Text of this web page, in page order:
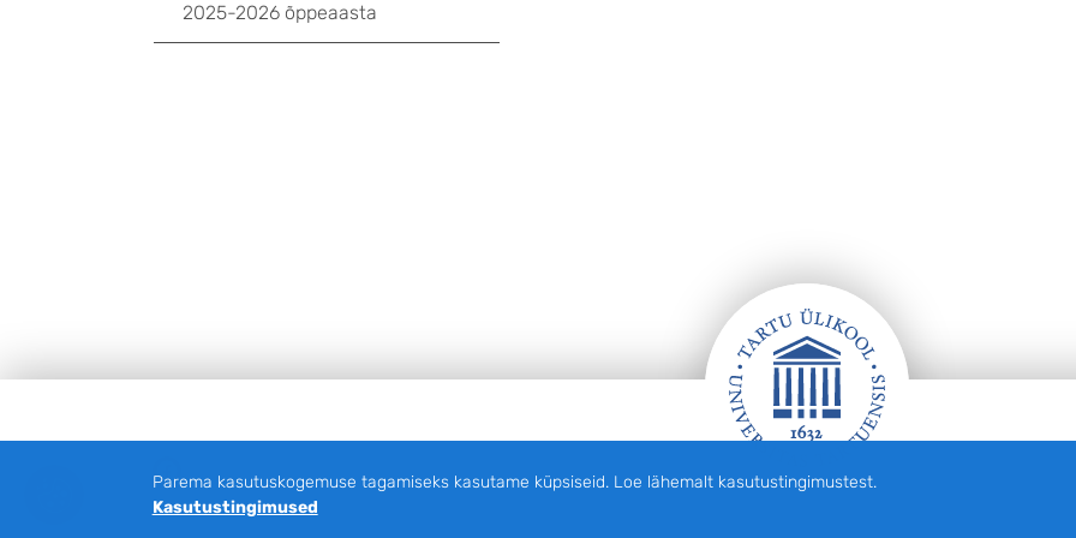
2025-2026 õppeaasta
Parema kasutuskogemuse tagamiseks kasutame küpsiseid. Loe lähemalt kasutustingimustest.
Kasutustingimused